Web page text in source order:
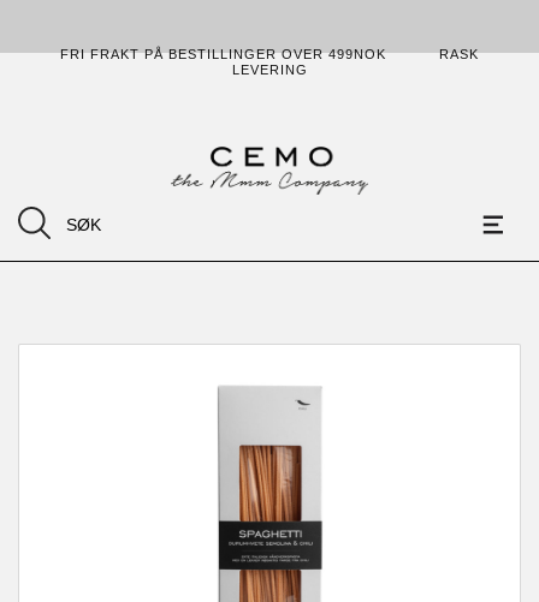
FRI FRAKT PÅ BESTILLINGER OVER 499NOK
RASK
LEVERING